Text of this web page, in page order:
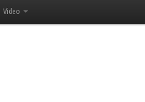
Video